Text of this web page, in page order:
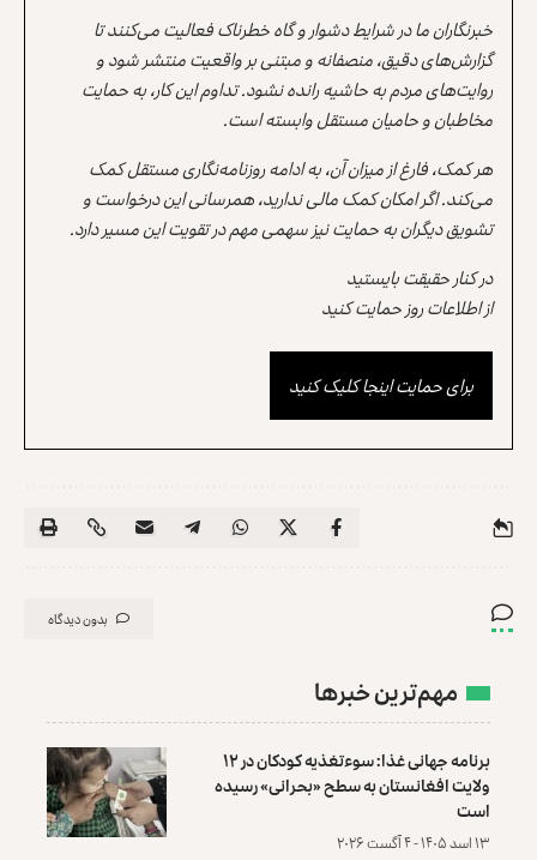
خبرنگاران ما در شرایط دشوار و گاه خطرناک فعالیت می‌کنند تا
گزارش‌های دقیق، منصفانه و مبتنی بر واقعیت منتشر شود و
روایت‌های مردم به حاشیه رانده نشود. تداوم این کار، به حمایت
مخاطبان و حامیان مستقل وابسته است.
هر کمک، فارغ از میزان آن، به ادامه روزنامه‌نگاری مستقل کمک
می‌کند. اگر امکان کمک مالی ندارید، همرسانی این درخواست و
تشویق دیگران به حمایت نیز سهمی مهم در تقویت این مسیر دارد.
در کنار حقیقت بایستید
از اطلاعات روز حمایت کنید
برای حمایت اینجا کلیک کنید
بدون دیدگاه
مهم‌ترین خبرها
برنامه جهانی غذا: سوءتغذیه کودکان در ۱۲
ولایت افغانستان به سطح «بحرانی» رسیده
است
۱۳ اسد ۱۴۰۵ - ۴ آگست ۲۰۲۶